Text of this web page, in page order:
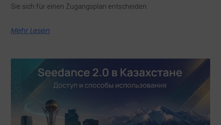
Sie sich für einen Zugangsplan entscheiden.
Mehr Lesen